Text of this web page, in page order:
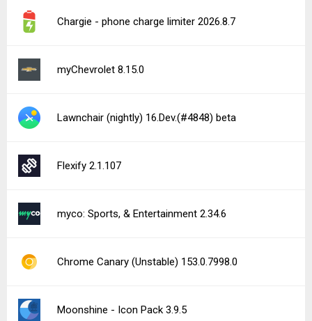
Chargie - phone charge limiter 2026.8.7
myChevrolet 8.15.0
Lawnchair (nightly) 16.Dev.(#4848) beta
Flexify 2.1.107
myco: Sports, & Entertainment 2.34.6
Chrome Canary (Unstable) 153.0.7998.0
Moonshine - Icon Pack 3.9.5